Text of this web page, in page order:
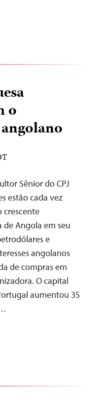
o
Sênior do CPJ
estão cada vez
crescente
Angola em seu
e
angolanos
de compras em
O capital
aumentou 35